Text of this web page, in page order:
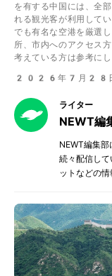
を有する中国には、
れる観光客が利用して
でも有名な空港を厳選
所、市内へのアクセス
考えている方は参考にし
2026年7月28
ライター
NEWT編
NEWT編集
続々配信し
ットなどの